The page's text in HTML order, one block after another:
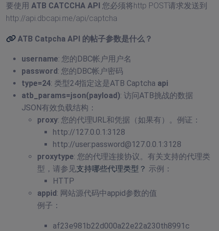
要使用 ATB CATCCHA API 您必须将http POST请求发送到
http://api.dbcapi.me/api/captcha
ATB Catpcha API 的帖子参数是什么？
username: 您的DBC帐户用户名
password: 您的DBC帐户密码
type=24: 类型24指定这是ATB Captcha api
atb_params=json(payload): 访问ATB挑战的数据
JSON有效负载结构：
proxy: 您的代理URL和凭据（如果有）。例证：
http://127.0.0.1:3128
http://user:password@127.0.0.1 :3128
proxytype: 您的代理连接协议。有关支持的代理类
型，请参见支持哪些代理类型？ 示例：
HTTP
appid: 网站源代码中appid参数的值
例子：
af23e981b22d000a22e22a230th8991c